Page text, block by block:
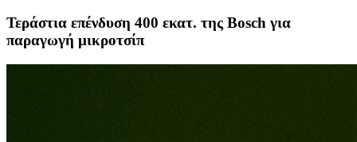
Τεράστια επένδυση 400 εκατ. της Bosch για
παραγωγή μικροτσίπ